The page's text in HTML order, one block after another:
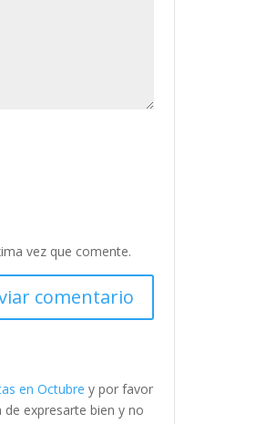
vez que comente.
en Octubre y por favor
expresarte bien y no